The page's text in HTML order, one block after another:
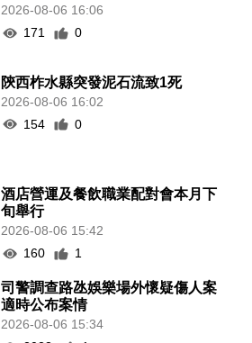
2026-08-06 16:06
171
0
陝西柞水縣突發泥石流致1死
2026-08-06 16:02
154
0
酒店營運及餐飲職業配對會本月下
旬舉行
2026-08-06 15:42
160
1
司警調查路氹娛樂場外懷疑傷人案
適時公布案情
2026-08-06 15:34